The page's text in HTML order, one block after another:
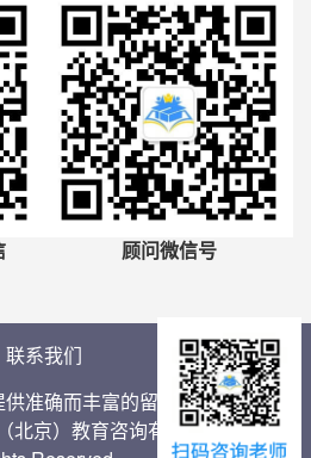
顾问微信号
联系我们
准确而丰富的留学信息
北京）教育咨询有限公司 Inc. All